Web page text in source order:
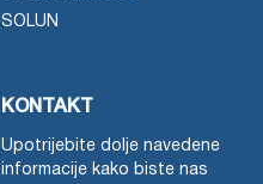
SOLUN
KONTAKT
Upotrijebite dolje navedene
informacije kako biste nas